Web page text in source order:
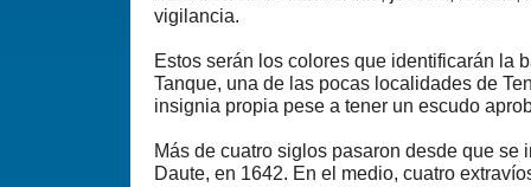
vigilancia.
Estos serán los colores que identificarán la
Tanque, una de las pocas localidades de
insignia propia pese a tener un escudo
Más de cuatro siglos pasaron desde que se
Daute, en 1642. En el medio, cuatro